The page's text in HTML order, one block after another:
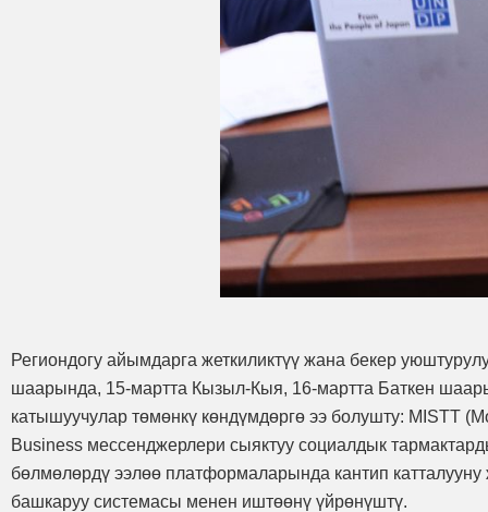
Региондогу айымдарга жеткиликтүү жана бекер
шаарында, 15-мартта Кызыл-Кыя, 16-мартта Баткен
катышуучулар төмөнкү көндүмдөргө ээ болушту: MISTT
Business мессенджерлери сыяктуу социалдык
бөлмөлөрдү ээлөө платформаларында кантип
башкаруу системасы менен иштөөнү үйрөнүштү.